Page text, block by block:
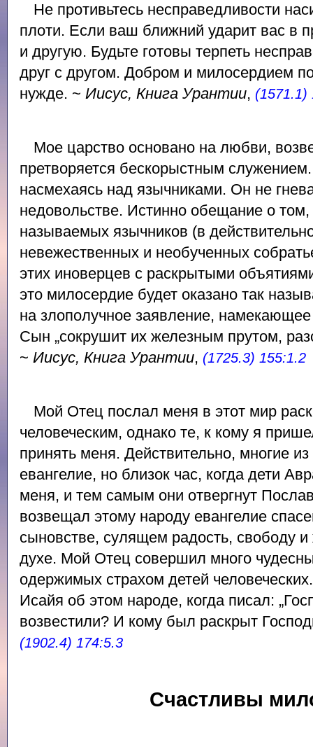
Не противьтесь несправедливости
плоти. Если ваш ближний ударит вас в
и другую. Будьте готовы терпеть
друг с другом. Добром и милосердием
нужде. ~ Иисус, Книга Урантии, (1571.1)
Мое царство основано на любви,
претворяется бескорыстным
насмехаясь над язычниками. Он не
недовольстве. Истинно обещание о том,
называемых язычников (в
невежественных и необученных
этих иноверцев с раскрытыми
это милосердие будет оказано так
на злополучное заявление,
Сын „сокрушит их железным прутом,
~ Иисус, Книга Урантии, (1725.3) 155:1.2
Мой Отец послал меня в этот мир
человеческим, однако те, к кому я
принять меня. Действительно, многие
евангелие, но близок час, когда дети
меня, и тем самым они отвергнут
возвещал этому народу евангелие
сыновстве, сулящем радость, свободу
духе. Мой Отец совершил много
одержимых страхом детей
Исайя об этом народе, когда писал:
возвестили? И кому был раскрыт
(1902.4) 174:5.3
Счастливы